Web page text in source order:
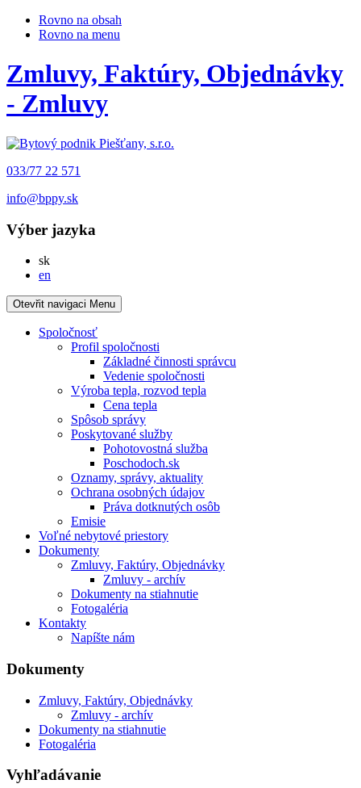
Rovno na obsah
Rovno na menu
Zmluvy, Faktúry, Objednávky
- Zmluvy
033/77 22 571
info@bppy.sk
Výber jazyka
skSlovensky
en
Otevřit navigaci Menu
Spoločnosť
Profil spoločnosti
Základné činnosti správcu
Vedenie spoločnosti
Výroba tepla, rozvod tepla
Cena tepla
Spôsob správy
Poskytované služby
Pohotovostná služba
Poschodoch.sk
Oznamy, správy, aktuality
Ochrana osobných údajov
Práva dotknutých osôb
Emisie
Voľné nebytové priestory
Dokumenty
Zmluvy, Faktúry, Objednávky
Zmluvy - archív
Dokumenty na stiahnutie
Fotogaléria
Kontakty
Napíšte nám
Dokumenty
Zmluvy, Faktúry, Objednávky
Zmluvy - archív
Dokumenty na stiahnutie
Fotogaléria
Vyhľadávanie